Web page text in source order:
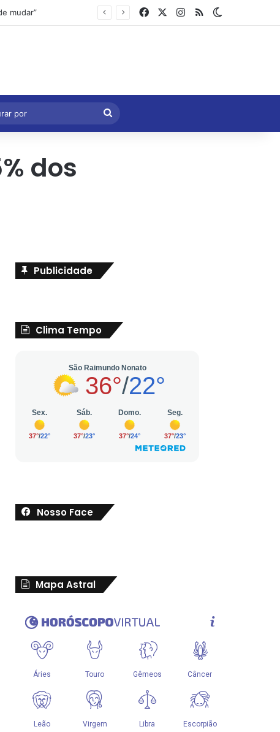
FacebookInstagram
RSS
Procurar
por
dos
Publicidade
Clima Tempo
Nosso Face
Mapa Astral